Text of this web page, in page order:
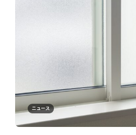
ニュース